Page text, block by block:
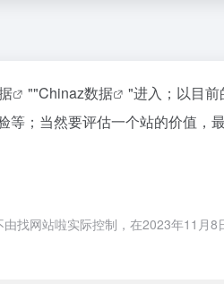
""Chinaz数据
"进入；以目
；当然要评估一个站的价值，
找网站啦实际控制，在2023年11月